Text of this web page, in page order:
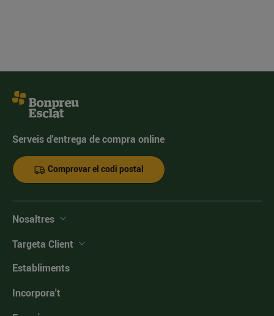
Serveis d'entrega de compra online
Comprovar el codi postal
Nosaltres
Targeta Client
Establiments
Incorpora't